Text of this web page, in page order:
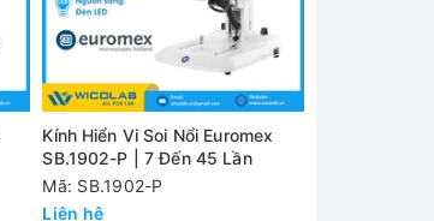
Kính Hiển Vi Soi Nổi Euromex
SB.1902-P | 7 Đến 45 Lần
Mã: SB.1902-P
Liên hệ